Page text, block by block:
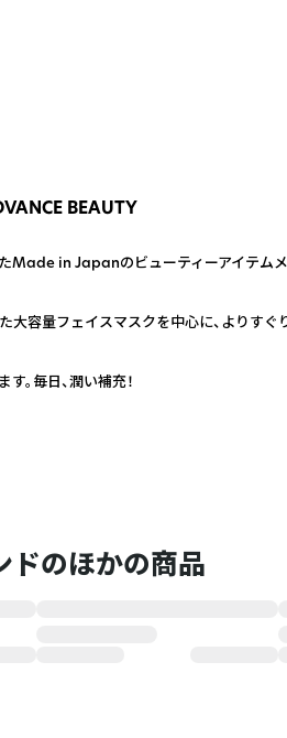
BEAUTY
in Japanのビューティーアイテムメ
容量フェイスマスクを中心に、よりすぐ
。毎日、潤い補充！
ドのほかの商品